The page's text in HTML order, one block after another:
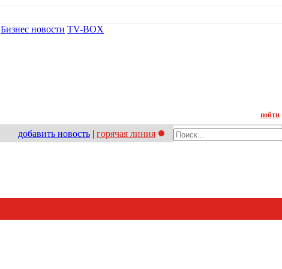
Бизнес новости TV-BOX
войти
добавить новость | горячая линия